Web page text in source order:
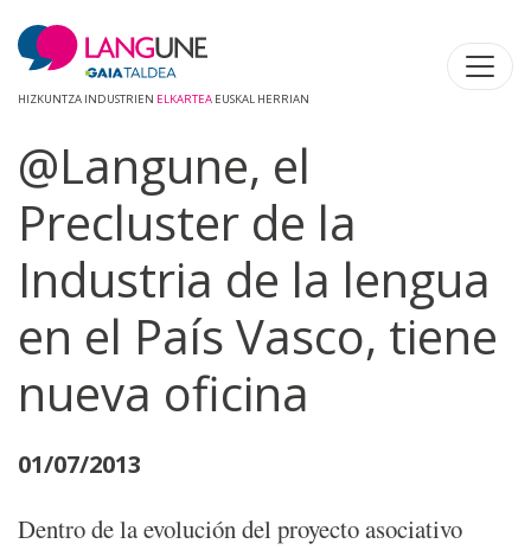
HIZKUNTZA INDUSTRIEN ELKARTEA EUSKAL HERRIAN
@Langune, el
Precluster de la
Industria de la lengua
en el País Vasco, tiene
nueva oficina
01/07/2013
Dentro de la evolución del proyecto asociativo